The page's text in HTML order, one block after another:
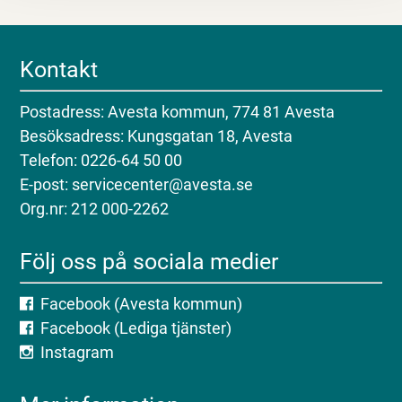
Kontakt
Postadress: Avesta kommun, 774 81 Avesta
Besöksadress: Kungsgatan 18, Avesta
Telefon: 0226-64 50 00
E-post: servicecenter@avesta.se
Org.nr: 212 000-2262
Följ oss på sociala medier
Facebook (Avesta kommun)
Facebook (Lediga tjänster)
Instagram